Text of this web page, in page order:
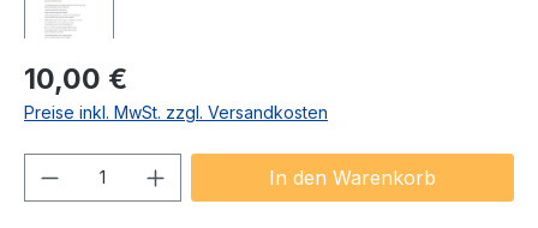
Regulärer Preis:
10,00 €
Preise inkl. MwSt. zzgl. Versandkosten
Produkt Anzahl: Gib denIn den Warenkorb